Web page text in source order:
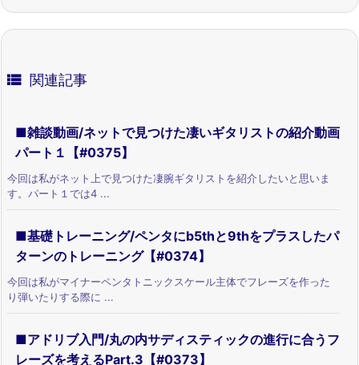
 関連記事
■雑談動画/ネットで見つけた凄いギタリストの紹介動画
パート１【#0375】
今回は私がネット上で見つけた凄腕ギタリストを紹介したいと思いま
す。パート１では4 ...
■基礎トレーニング/ペンタにb5thと9thをプラスしたパ
ターンのトレーニング【#0374】
今回は私がマイナーペンタトニックスケール主体でフレーズを作った
り弾いたりする際に ...
■アドリブ入門/丸の内サディスティックの進行に合うフ
レーズを考えるPart.3【#0373】